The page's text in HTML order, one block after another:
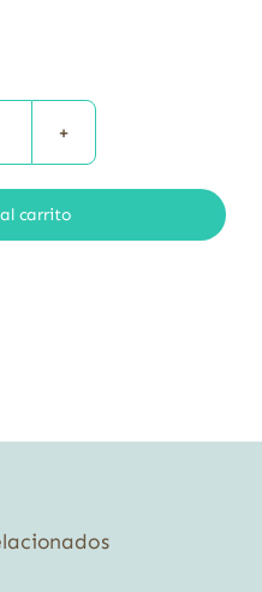
carrito